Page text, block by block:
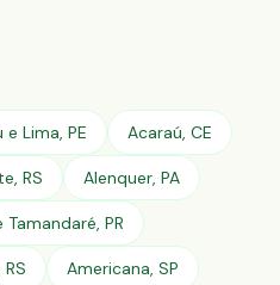
e Lima, PE Acaraú, CE
RS Alenquer, PA
PR
Americana, SP